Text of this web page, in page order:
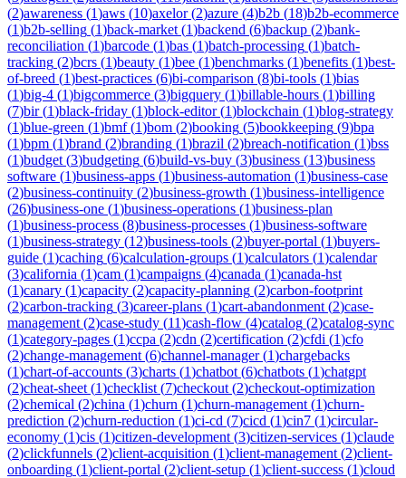
(2)awareness (1)aws (10)axelor(2)azure (4)b2b (18)b2b-ecommerce
(1)b2b-selling (1)back-market (1)backend (6)backup (2)bank-
reconciliation (1)barcode (1)bas (1)batch-processing (1)batch-
tracking (2)bcrs (1)beauty (1)bee (1)benchmarks (1)benefits (1)best-
of-breed (1)best-practices (6)bi-comparison (8)bi-tools (1)bias
(1)big-4 (1)bigcommerce (3)bigquery (1)billable-hours (1)billing
(7)bir(1)black-friday (1)block-editor(1)blockchain (1)blog-strategy
(1)blue-green (1)bmf(1)bom (2)booking (5)bookkeeping (9)bpa
(1)bpm (1)brand (2)branding (1)brazil (2)breach-notification (1)bss
(1)budget (3)budgeting (6)build-vs-buy (3)business (13)business
software (1)business-apps (1)business-automation (1)business-case
(2)business-continuity (2)business-growth (1)business-intelligence
(26)business-one (1)business-operations (1)business-plan
(1)business-process (8)business-processes (1)business-software
(1)business-strategy (12)business-tools (2)buyer-portal (1)buyers-
guide (1)caching (6)calculation-groups (1)calculators (1)calendar
(3)california (1)cam (1)campaigns (4)canada (1)canada-hst
(1)canary (1)capacity (2)capacity-planning (2)carbon-footprint
(2)carbon-tracking (3)career-plans (1)cart-abandonment (2)case-
management (2)case-study (11)cash-flow (4)catalog (2)catalog-sync
(1)category-pages (1)ccpa (2)cdn (2)certification (2)cfdi (1)cfo
(2)change-management (6)channel-manager(1)chargebacks
(1)chart-of-accounts (3)charts (1)chatbot (6)chatbots (1)chatgpt
(2)cheat-sheet (1)checklist (7)checkout (2)checkout-optimization
(2)chemical (2)china (1)churn (1)churn-management (1)churn-
prediction (2)churn-reduction (1)ci-cd (7)cicd (1)cin7 (1)circular-
economy (1)cis (1)citizen-development (3)citizen-services (1)claude
(2)clickfunnels (2)client-acquisition (1)client-management (2)client-
onboarding (1)client-portal (2)client-setup (1)client-success (1)cloud